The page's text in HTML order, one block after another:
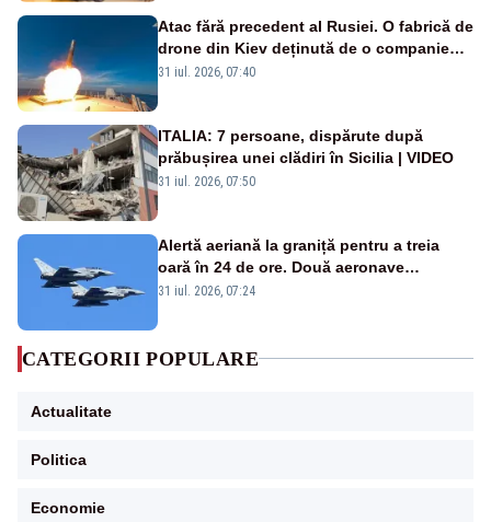
Atac fără precedent al Rusiei. O fabrică de
drone din Kiev deținută de o companie
americană, distrusă de o rachetă
31 iul. 2026, 07:40
ITALIA: 7 persoane, dispărute după
prăbușirea unei clădiri în Sicilia | VIDEO
31 iul. 2026, 07:50
Alertă aeriană la graniță pentru a treia
oară în 24 de ore. Două aeronave
Eurofighter britanice au fost ridicate de la
31 iul. 2026, 07:24
CATEGORII POPULARE
Actualitate
Politica
Economie